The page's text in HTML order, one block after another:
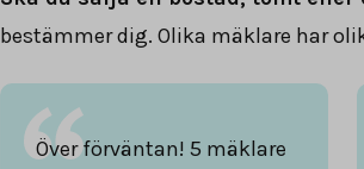
bestämmer dig. Olika mäklare har
Över förväntan! 5 mäklare